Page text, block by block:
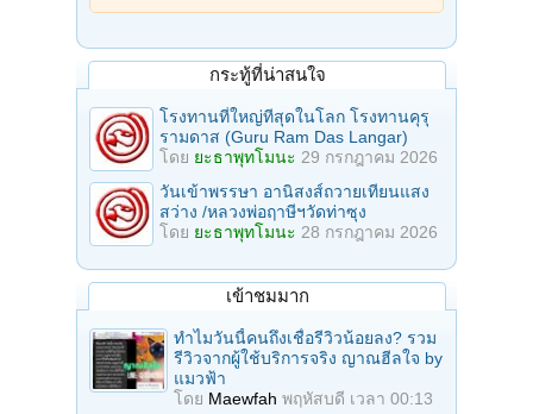
กระทู้ที่น่าสนใจ
โรงทานที่ใหญ่ทีสุดในโลก โรงทานคุรุ
รามดาส (Guru Ram Das Langar)
โดย ยะธาพุทโมนะ 29 กรกฎาคม 2026
วันเข้าพรรษา อานิสงส์ถวายเทียนแสง
สว่าง /หลวงพ่อฤาษีฯวัดท่าซุง
โดย ยะธาพุทโมนะ 28 กรกฎาคม 2026
เข้าชมมาก
ทำไมวันนี้คนถึงเชื่อรีวิวน้อยลง? รวม
รีวิวจากผู้ใช้บริการจริง ญาณฮีลใจ by
แมวฟ้า
โดย Maewfah พฤหัสบดี เวลา 00:13